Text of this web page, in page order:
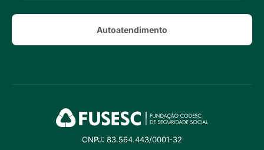
Autoatendimento
CNPJ: 83.564.443/0001-32